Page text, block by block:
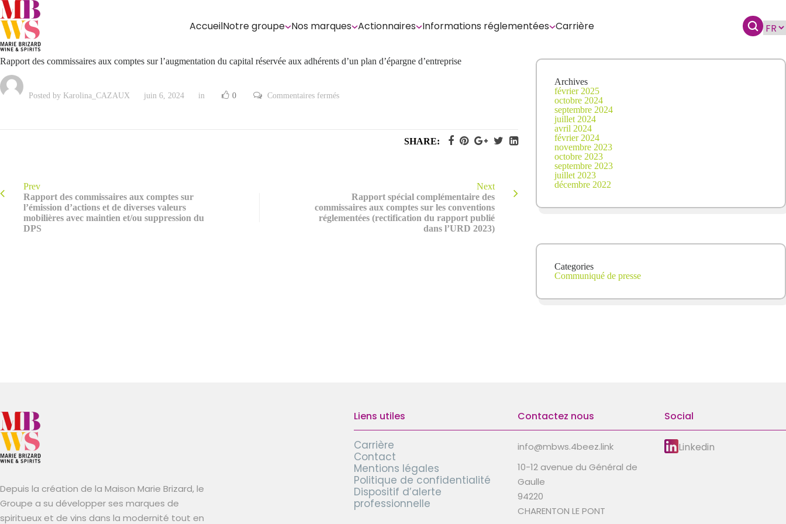
AccueilNotre groupe Nos marques Actionnaires Informations réglementées Carrière
Rapport des commissaires aux comptes sur l’augmentation du capital réservée aux adhérents d’un plan d’épargne d’entreprise
Posted by Karolina_CAZAUX juin 6, 2024 in 0 Commentaires ferméssur
adhérents
d’un
plan
d’épargne
d’entreprise
SHARE:
Prev
Rapport des commissaires aux comptes sur
l’émission d’actions et de diverses valeurs
mobilières avec maintien et/ou suppression du
DPS
Next
Rapport spécial complémentaire des
commissaires aux comptes sur les conventions
réglementées (rectification du rapport publié
dans l’URD 2023)
Archives
février 2025
octobre 2024
septembre 2024
juillet 2024
avril 2024
février 2024
novembre 2023
octobre 2023
septembre 2023
juillet 2023
décembre 2022
Categories
Communiqué de presse
Depuis la création de la Maison Marie Brizard, le
Groupe a su développer ses marques de
spiritueux et de vins dans la modernité tout en
Liens utiles
Carrière
Contact
Mentions légales
Politique de confidentialité
Dispositif d’alerte
professionnelle
Contactez nous
info@mbws.4beez.link
10-12 avenue du Général de
Gaulle
94220
CHARENTON LE PONT
Social
Linkedin